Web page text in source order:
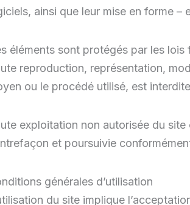
ainsi que leur mise en forme –
éléments sont protégés par les
reproduction, représentation,
ou le procédé utilisé, est
exploitation non autorisée du site
et poursuivie
générales d’utilisation
du site implique